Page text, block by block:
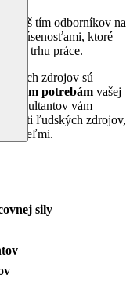
je náš tím odborníkov na
skúsenosťami, ktoré
na trhu práce.
zdrojov sú
potrebám vašej
konzultantov vám
ľudských zdrojov,
cieľmi.
sily